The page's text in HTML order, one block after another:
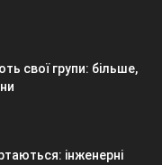
свої групи: більше,
інженерні